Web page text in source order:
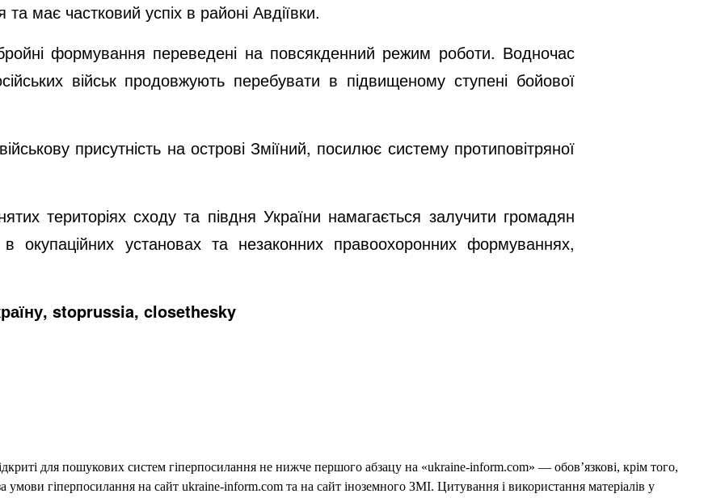
та має частковий успіх в районі Авдіївки.
формування переведені на повсякденний режим роботи. Водночас
військ продовжують перебувати в підвищеному ступені бойової
присутність на острові Зміїний, посилює систему протиповітряної
територіях сходу та півдня України намагається залучити громадян
в окупаційних установах та незаконних правоохоронних формуваннях,
stoprussia, closethesky
для пошукових систем гіперпосилання не нижче першого абзацу на «ukraine-inform.com» — обов’язкові, крім того,
гіперпосилання на сайт ukraine-inform.com та на сайт іноземного ЗМІ. Цитування і використання матеріалів у